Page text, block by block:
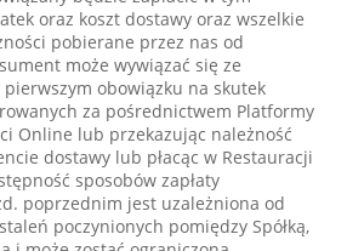
oraz koszt dostawy oraz wszelkie
pobierane przez nas od
może wywiązać się ze
pierwszym obowiązku na skutek
za pośrednictwem Platformy
Online lub przekazując należność
dostawy lub płacąc w Restauracji
sposobów zapłaty
poprzednim jest uzależniona od
poczynionych pomiędzy Spółką,